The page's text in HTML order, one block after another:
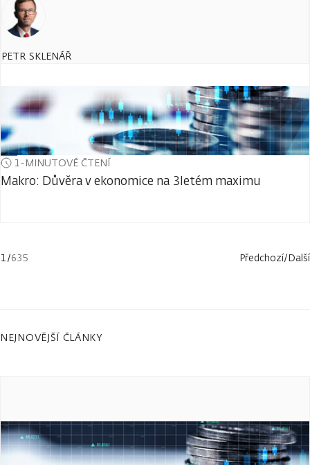
PETR SKLENÁŘ
1-MINUTOVÉ ČTENÍ
Makro: Důvěra v ekonomice na 3letém maximu
1/635 Předchozí/Další
NEJNOVĚJŠÍ ČLÁNKY